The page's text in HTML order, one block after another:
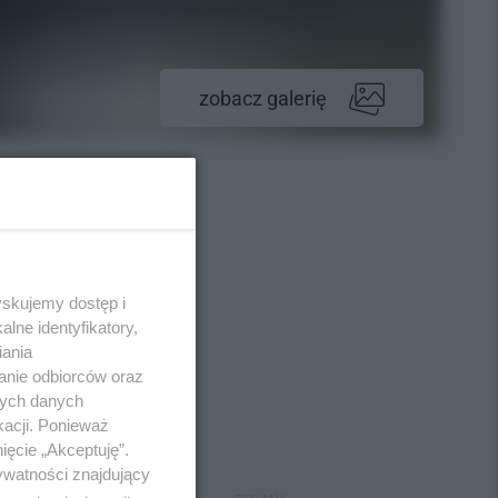
zobacz galerię
dostęp i
identyfikatory,
odbiorców oraz
danych
Ponieważ
„Akceptuję”.
znajdujący